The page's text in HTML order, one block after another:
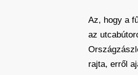
Az, hogy a
az
rajta, erről